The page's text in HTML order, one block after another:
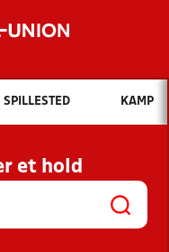
Hvad vil du søge efter?
OG NYHEDER
KLUBBER OG
SPILLESTED KAMP
et hold